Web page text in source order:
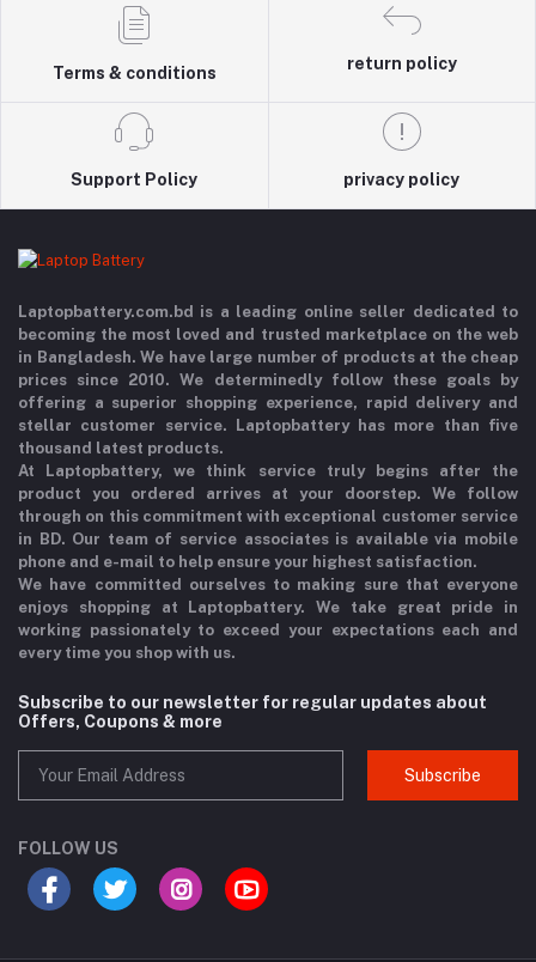
Terms & conditions
return policy
Support Policy privacy policy
Laptopbattery.com.bd is a leading online seller dedicated to
becoming the most loved and trusted marketplace on the web
in Bangladesh. We have large number of products at the cheap
prices since 2010. We determinedly follow these goals by
offering a superior shopping experience, rapid delivery and
stellar customer service. Laptopbattery has more than five
thousand latest products.
At Laptopbattery, we think service truly begins after the
product you ordered arrives at your doorstep. We follow
through on this commitment with exceptional customer service
in BD. Our team of service associates is available via mobile
phone and e-mail to help ensure your highest satisfaction.
We have committed ourselves to making sure that everyone
enjoys shopping at Laptopbattery. We take great pride in
working passionately to exceed your expectations each and
every time you shop with us.
Subscribe to our newsletter for regular updates about
Offers, Coupons & more
Subscribe
FOLLOW US